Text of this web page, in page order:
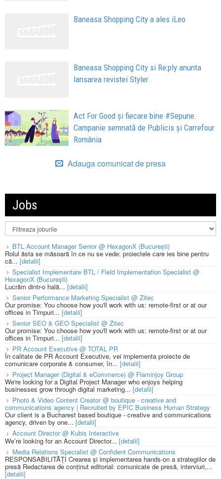
Baneasa Shopping City a ales iLeo
Baneasa Shopping City si Re:ply anunta
lansarea revistei Styler
Act For Good și fiecare bine #Sepune.
Campanie semnată de Publicis și Carrefour
România
Adauga comunicat de presa
Jobs
BTL Account Manager Senior @ HexagonX (București)
Rolul ăsta se măsoară în ce nu se vede: proiectele care ies bine pentru
că... [detalii]
Specialist Implementare BTL / Field Implementation Specialist @
HexagonX (București)
Lucrăm dintr-o hală...[detalii]
Senior Performance Marketing Specialist @ Zitec
Our promise: You choose how you'll work with us: remote-first or at our
offices in Timpuri... [detalii]
Senior SEO & GEO Specialist @ Zitec
Our promise: You choose how you'll work with us: remote-first or at our
offices in Timpuri... [detalii]
PR Account Executive @ TOTAL PR
În calitate de PR Account Executive, vei implementa proiecte de
comunicare corporate & consumer, în... [detalii]
Project Manager (Digital & eCommerce) @ Flaminjoy Group
We're looking for a Digital Project Manager who enjoys helping
businesses grow through digital marketing... [detalii]
Photo & Video Content Creator @ boutique - creative and
communications agency | Recruited by EPIC Business Human Strategy
Our client is a Bucharest based boutique - creative and communications
agency, driven by one... [detalii]
Account Director @ Kubis Interactive
We’re looking for an Account Director... [detalii]
Media Relations Specialist @ Confident Communications
RESPONSABILITĂȚI Crearea și implementarea hands-on a strategiilor de
presă Redactarea de conținut editorial: comunicate de presă, interviuri,...
[detalii]